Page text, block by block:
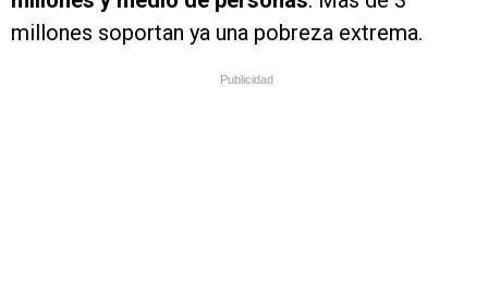
millones soportan ya una pobreza extrema.
Publicidad